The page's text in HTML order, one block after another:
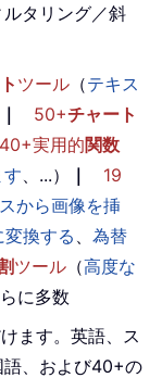
ルタリング／斜
ツール （テキス
｜ 50+チャート
40+実用的関数
、...） ｜
19
から画像を挿
換する
為替
ツール （高度な
に多数
ます。英語、ス
語、および40+の